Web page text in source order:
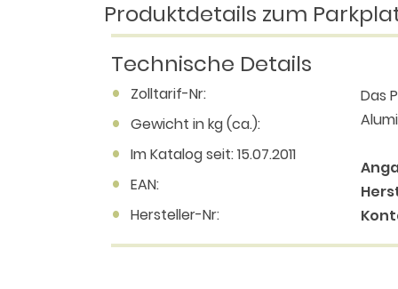
Produktdetails zum
Technische Details
Zolltarif-Nr:
Gewicht in kg (ca.):
Im Katalog seit: 15.07.2011
EAN:
Hersteller-Nr:
Das